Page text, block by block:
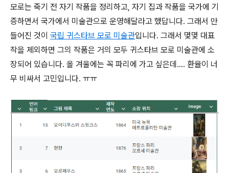
모로는 죽기 전 자기 작품을 정리하고, 자기 집과 작품을 국가에 기
증하면서 국가에서 미술관으로 운영해달라고 했답니다. 그래서 만
들어진 것이 국립 귀스타브 모로 미술관입니다. 그래서 몇몇 대표
작을 제외하면 그의 작품은 거의 모두 귀스타브 모로 미술관에 소
장되어 있습니다. 올 겨울에는 꼭 파리에 가고 싶은데.... 환율이 너
무 비싸서 고민입니다. ㅠㅠ